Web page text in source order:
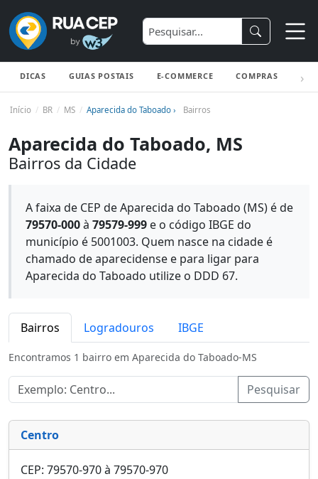
DICAS GUIAS POSTAIS E-COMMERCE COMPRAS
Início BR MS Aparecida do Taboado › Bairros
Aparecida do Taboado, MS
Bairros da Cidade
A faixa de CEP de Aparecida do Taboado (MS) é de
79570-000à 79579-999 e o código IBGE do
município é 5001003. Quem nasce na cidade é
chamado de aparecidense e para ligar para
Aparecida do Taboado utilize o DDD 67.
Bairros Logradouros IBGE
Encontramos 1 bairro em Aparecida do Taboado-MS
Pesquisar
Centro
CEP: 79570-970 à 79570-970